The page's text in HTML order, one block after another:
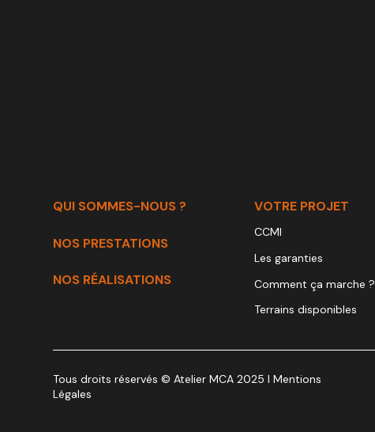
QUI SOMMES-NOUS ?
NOS PRESTATIONS
NOS RÉALISATIONS
VOTRE PROJET
CCMI
Les garanties
Comment ça marche ?
Terrains disponibles
Tous droits réservés © Atelier MCA 2025 l Mentions
Légales